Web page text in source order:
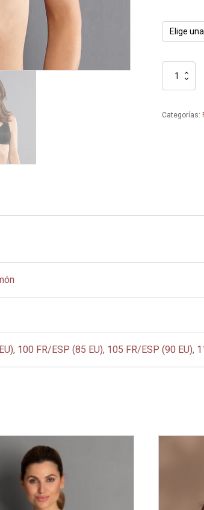
Sujetador
5851
Categorías:
, 100 FR/ESP (85 EU), 105 FR/ESP (90 EU),